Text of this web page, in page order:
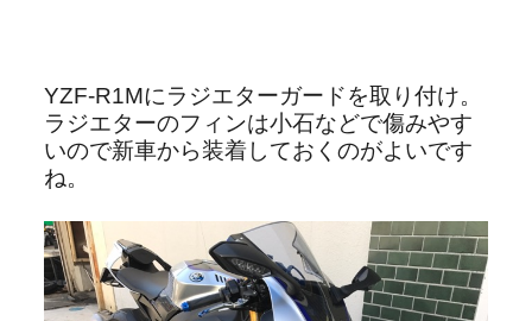
YZF-R1Mにラジエターガードを取り付け。
ラジエターのフィンは小石などで傷みやす
いので新車から装着しておくのがよいです
ね。